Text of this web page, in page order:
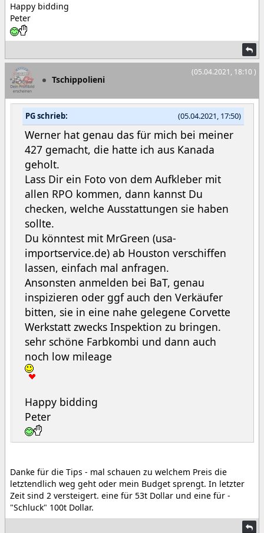
Happy bidding
Peter
(05.04.2021, 18:10 )
Tschippolieni
(05.04.2021, 17:50)
PG schrieb:
Werner hat genau das für mich bei meiner
427 gemacht, die hatte ich aus Kanada
geholt.
Lass Dir ein Foto von dem Aufkleber mit
allen RPO kommen, dann kannst Du
checken, welche Ausstattungen sie haben
sollte.
Du könntest mit MrGreen (usa-
importservice.de) ab Houston verschiffen
lassen, einfach mal anfragen.
Ansonsten anmelden bei BaT, genau
inspizieren oder ggf auch den Verkäufer
bitten, sie in eine nahe gelegene Corvette
Werkstatt zwecks Inspektion zu bringen.
sehr schöne Farbkombi und dann auch
noch low mileage
Happy bidding
Peter
Danke für die Tips - mal schauen zu welchem Preis die
letztendlich weg geht oder mein Budget sprengt. In letzter
Zeit sind 2 versteigert. eine für 53t Dollar und eine für -
"Schluck" 100t Dollar.